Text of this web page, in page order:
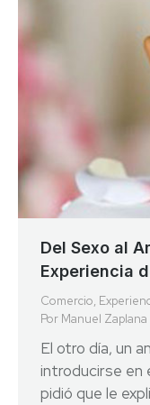
Del Sexo al
Experiencia
Comercio,
Por Manuel Zaplana
El otro día, un
introducirse en
pidió que le